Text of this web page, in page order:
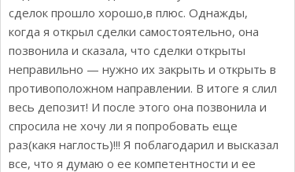
сделок прошло хорошо,в плюс. Однажды,
когда я открыл сделки самостоятельно, она
позвонила и сказала, что сделки открыты
неправильно — нужно их закрыть и открыть в
противоположном направлении. В итоге я слил
весь депозит! И после этого она позвонила и
спросила не хочу ли я попробовать еще
раз(какя наглость)!!! Я поблагодарил и высказал
все, что я думаю о ее компетентности и ее